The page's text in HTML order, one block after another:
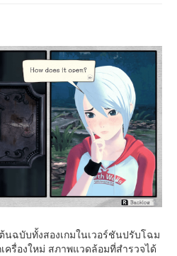
นฉบับทั้งสองเกมในเวอร์ชันปรับโฉม
ครื่องใหม่ สภาพแวดล้อมที่สำรวจได้